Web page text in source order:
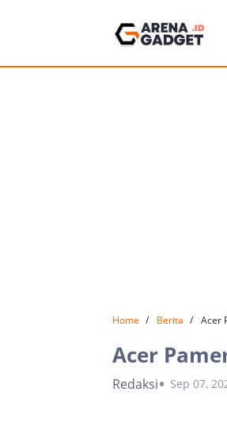
Home Berita Acer
Acer
Redaksi Sep 07,